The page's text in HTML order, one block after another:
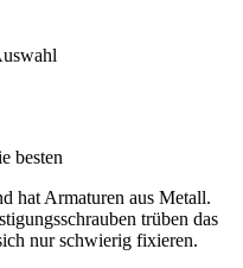
besten
hat Armaturen aus Metall.
trüben das
nur schwierig fixieren.